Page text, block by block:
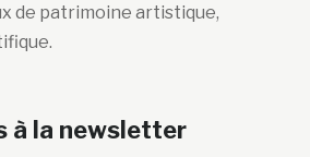
de patrimoine artistique,
à la newsletter